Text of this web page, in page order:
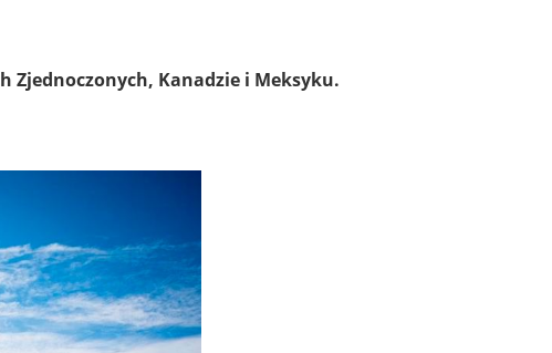
Zjednoczonych, Kanadzie i Meksyku.